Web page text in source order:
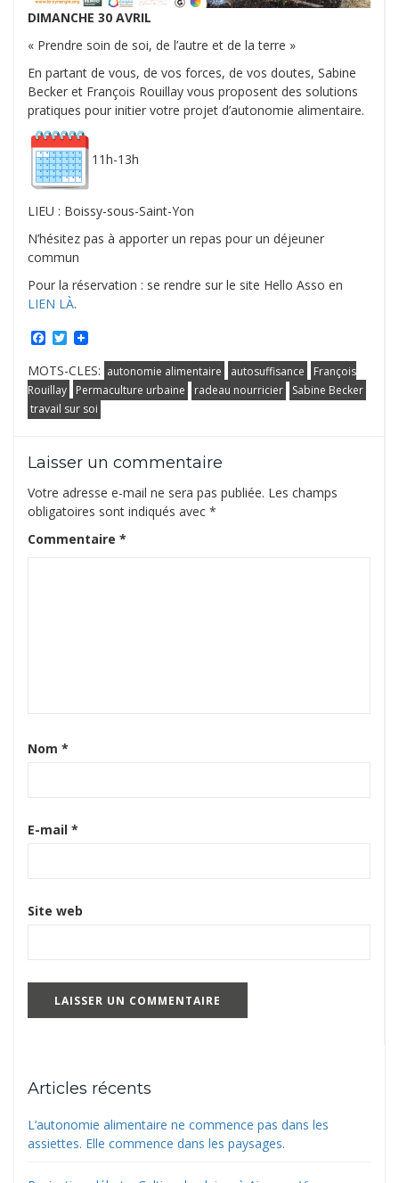
DIMANCHE 30 AVRIL
« Prendre soin de soi, de l’autre et de la terre »
En partant de vous, de vos forces, de vos doutes, Sabine
Becker et François Rouillay vous proposent des solutions
pratiques pour initier votre projet d’autonomie alimentaire.
11h-13h
LIEU : Boissy-sous-Saint-Yon
N’hésitez pas à apporter un repas pour un déjeuner
commun
Pour la réservation : se rendre sur le site Hello Asso en
LIEN LÀ.
Facebook
Twitter
MOTS-CLES: autonomie alimentaire autosuffisance
François
Rouillay
Permaculture urbaine radeau nourricier
Sabine Becker
travail sur soi
Laisser un commentaire
Votre adresse e-mail ne sera pas publiée. Les champs
obligatoires sont indiqués avec *
Commentaire *
Nom *
E-mail *
Site web
Articles récents
L’autonomie alimentaire ne commence pas dans les
assiettes. Elle commence dans les paysages.